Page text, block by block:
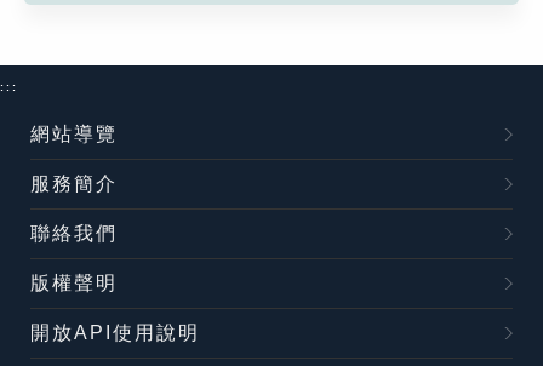
:::
網站導覽
服務簡介
聯絡我們
版權聲明
開放API使用說明